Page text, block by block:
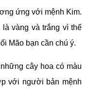
ứng với mệnh Kim.
là vàng và trắng vì thế
Mão bạn cần chú ý.
cây hoa có màu
với người bản mệnh